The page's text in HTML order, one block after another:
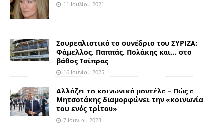
11 Ιουλίου 2021
Σουρεαλιστικό το συνέδριο του ΣΥΡΙΖΑ:
Φάμελλος, Παππάς, Πολάκης και… στο
βάθος Τσίπρας
16 Ιουνίου 2025
Αλλάζει το κοινωνικό μοντέλο – Πώς ο
Μητσοτάκης διαμορφώνει την «κοινωνία
του ενός τρίτου»
7 Ιουνίου 2023